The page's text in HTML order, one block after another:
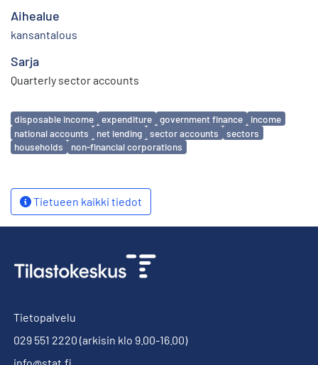
Aihealue
kansantalous
Sarja
Quarterly sector accounts
Avainsanat
disposable income expenditure government finance
income
national accounts
net lending sector accounts
sectors
households
non-financial corporations
Tietueen kaikki tiedot
Tietopalvelu
029 551 2220 (arkisin klo 9.00-16.00)